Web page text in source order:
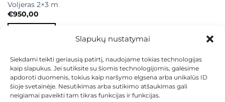
Slapukų nustatymai
Siekdami teikti geriausią patirtį, naudojame tokias technologijas
kaip slapukus. Jei sutiksite su šiomis technologijomis, galėsime
apdoroti duomenis, tokius kaip naršymo elgsena arba unikalūs ID
šioje svetainėje. Nesutikimas arba sutikimo atšaukimas gali
neigiamai paveikti tam tikras funkcijas ir funkcijas.
Voljeras 2×3 m
€950,00